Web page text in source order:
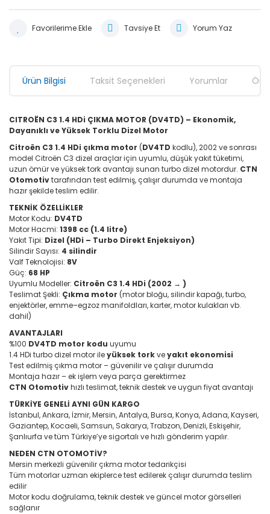
Tavsiye Et Yorum Yaz
Ürün Bilgisi Taksit Seçenekleri Yorumlar
CITROËN C3 1.4 HDi ÇIKMA MOTOR (DV4TD) – Ekonomik,
Dayanıklı ve Yüksek Torklu Dizel Motor
Citroën C3 1.4 HDi çıkma motor (DV4TD kodlu), 2002 ve sonrası
model Citroën C3 dizel araçlar için uyumlu, düşük yakıt tüketimi,
uzun ömür ve yüksek tork avantajı sunan turbo dizel motordur. CTN
Otomotivtarafından test edilmiş, çalışır durumda ve montaja
hazır şekilde teslim edilir.
TEKNİK ÖZELLİKLER
Motor Kodu: DV4TD
Motor Hacmi: 1398 cc (1.4 litre)
Yakıt Tipi: Dizel (HDi – Turbo Direkt Enjeksiyon)
Silindir Sayısı: 4 silindir
Valf Teknolojisi: 8V
Güç: 68 HP
Uyumlu Modeller: Citroën C3 1.4 HDi (2002 → )
Teslimat Şekli: Çıkma motor (motor bloğu, silindir kapağı, turbo,
enjektörler, emme–egzoz manifoldları, karter, motor kulakları vb.
dahil)
AVANTAJLARI
%100 DV4TD motor kodu uyumu
1.4 HDi turbo dizel motor ileyüksek torkveyakıt ekonomisi
Test edilmiş çıkma motor – güvenilir ve çalışır durumda
Montaja hazır – ek işlem veya parça gerektirmez
CTN Otomotivhızlı teslimat, teknik destek ve uygun fiyat avantajı
TÜRKİYE GENELİ AYNI GÜN KARGO
İstanbul, Ankara, İzmir, Mersin, Antalya, Bursa, Konya, Adana, Kayseri,
Gaziantep, Kocaeli, Samsun, Sakarya, Trabzon, Denizli, Eskişehir,
Şanlıurfa ve tüm Türkiye’ye sigortalı ve hızlı gönderim yapılır.
NEDEN CTN OTOMOTİV?
Mersin merkezli güvenilir çıkma motor tedarikçisi
Tüm motorlar uzman ekiplerce test edilerek çalışır durumda teslim
edilir
Motor kodu doğrulama, teknik destek ve güncel motor görselleri
sağlanır